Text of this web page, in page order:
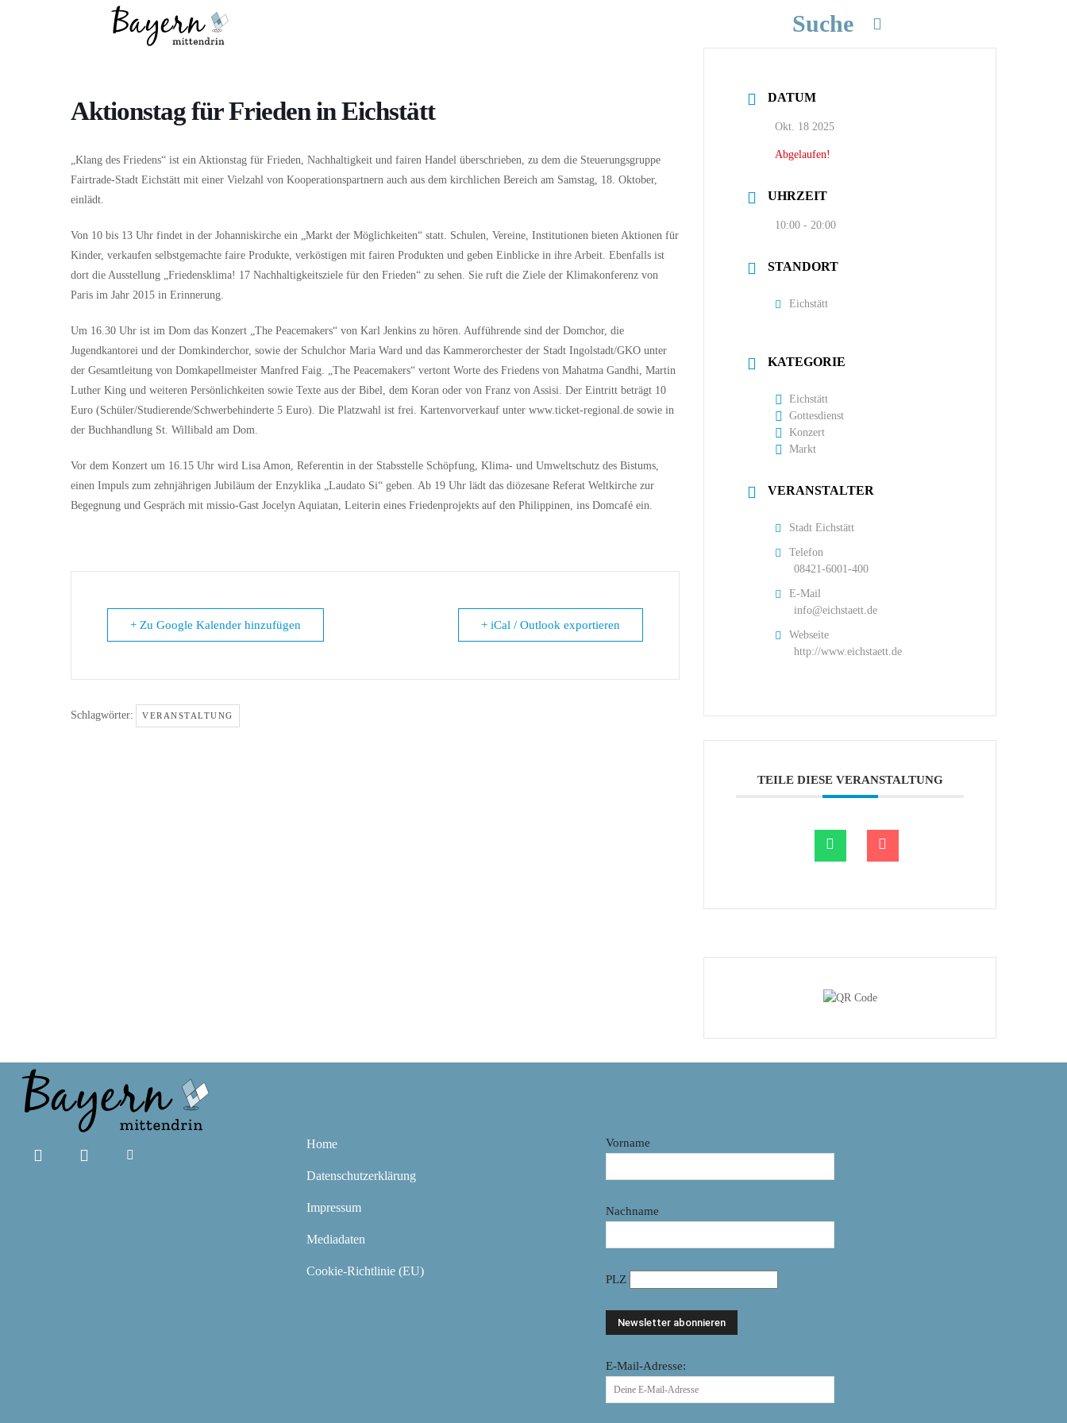
Suche
Aktionstag für Frieden in Eichstätt
„Klang des Friedens“ ist ein Aktionstag für Frieden, Nachhaltigkeit und fairen Handel überschrieben, zu dem die Steuerungsgruppe
Fairtrade-Stadt Eichstätt mit einer Vielzahl von Kooperationspartnern auch aus dem kirchlichen Bereich am Samstag, 18. Oktober,
einlädt.
Von 10 bis 13 Uhr findet in der Johanniskirche ein „Markt der Möglichkeiten“ statt. Schulen, Vereine, Institutionen bieten Aktionen für
Kinder, verkaufen selbstgemachte faire Produkte, verköstigen mit fairen Produkten und geben Einblicke in ihre Arbeit. Ebenfalls ist
dort die Ausstellung „Friedensklima! 17 Nachhaltigkeitsziele für den Frieden“ zu sehen. Sie ruft die Ziele der Klimakonferenz von
Paris im Jahr 2015 in Erinnerung.
Um 16.30 Uhr ist im Dom das Konzert „The Peacemakers“ von Karl Jenkins zu hören. Aufführende sind der Domchor, die
Jugendkantorei und der Domkinderchor, sowie der Schulchor Maria Ward und das Kammerorchester der Stadt Ingolstadt/GKO unter
der Gesamtleitung von Domkapellmeister Manfred Faig. „The Peacemakers“ vertont Worte des Friedens von Mahatma Gandhi, Martin
Luther King und weiteren Persönlichkeiten sowie Texte aus der Bibel, dem Koran oder von Franz von Assisi. Der Eintritt beträgt 10
Euro (Schüler/Studierende/Schwerbehinderte 5 Euro). Die Platzwahl ist frei. Kartenvorverkauf unter www.ticket-regional.de sowie in
der Buchhandlung St. Willibald am Dom.
Vor dem Konzert um 16.15 Uhr wird Lisa Amon, Referentin in der Stabsstelle Schöpfung, Klima- und Umweltschutz des Bistums,
einen Impuls zum zehnjährigen Jubiläum der Enzyklika „Laudato Si“ geben. Ab 19 Uhr lädt das diözesane Referat Weltkirche zur
Begegnung und Gespräch mit missio-Gast Jocelyn Aquiatan, Leiterin eines Friedenprojekts auf den Philippinen, ins Domcafé ein.
+ Zu Google Kalender hinzufügen + iCal / Outlook exportieren
Schlagwörter: VERANSTALTUNG
DATUM
Okt. 18 2025
Abgelaufen!
UHRZEIT
10:00 - 20:00
STANDORT
Eichstätt
KATEGORIE
Eichstätt
Gottesdienst
Konzert
Markt
VERANSTALTER
Stadt Eichstätt
Telefon
08421-6001-400
E-Mail
info@eichstaett.de
Webseite
http://www.eichstaett.de
TEILE DIESE VERANSTALTUNG
Home
Datenschutzerklärung
Impressum
Mediadaten
Cookie-Richtlinie (EU)
Vorname
Nachname
PLZ
E-Mail-Adresse: